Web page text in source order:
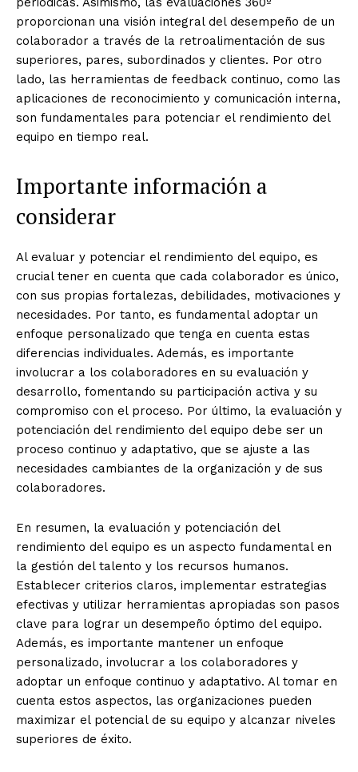
proporcionan una visión integral del desempeño de un
colaborador a través de la retroalimentación de sus
superiores, pares, subordinados y clientes. Por otro
lado, las herramientas de feedback continuo, como las
aplicaciones de reconocimiento y comunicación interna,
son fundamentales para potenciar el rendimiento del
equipo en tiempo real.
Importante información a
considerar
Al evaluar y potenciar el rendimiento del equipo, es
crucial tener en cuenta que cada colaborador es único,
con sus propias fortalezas, debilidades, motivaciones y
necesidades. Por tanto, es fundamental adoptar un
enfoque personalizado que tenga en cuenta estas
diferencias individuales. Además, es importante
involucrar a los colaboradores en su evaluación y
desarrollo, fomentando su participación activa y su
compromiso con el proceso. Por último, la evaluación y
potenciación del rendimiento del equipo debe ser un
proceso continuo y adaptativo, que se ajuste a las
necesidades cambiantes de la organización y de sus
colaboradores.
En resumen, la evaluación y potenciación del
rendimiento del equipo es un aspecto fundamental en
la gestión del talento y los recursos humanos.
Establecer criterios claros, implementar estrategias
efectivas y utilizar herramientas apropiadas son pasos
clave para lograr un desempeño óptimo del equipo.
Además, es importante mantener un enfoque
personalizado, involucrar a los colaboradores y
adoptar un enfoque continuo y adaptativo. Al tomar en
cuenta estos aspectos, las organizaciones pueden
maximizar el potencial de su equipo y alcanzar niveles
superiores de éxito.